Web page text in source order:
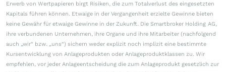
Erwerb von Wertpapieren birgt Risiken, die zum Totalverlust des eingesetzten
Kapitals führen können. Etwaige in der Vergangenheit erzielte Gewinne bieten
keine Gewähr für etwaige Gewinne in der Zukunft. Die Smartbroker Holding AG,
ihre verbundenen Unternehmen, ihre Organe und ihre Mitarbeiter (nachfolgend
auch „wir“ bzw. „uns“) sichern weder explizit noch implizit eine bestimmte
Kursentwicklung von Anlageprodukten oder Anlageproduktklassen zu. Wir
empfehlen, vor jeder Anlageentscheidung die zum Anlageprodukt gesetzlich zur